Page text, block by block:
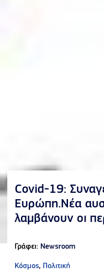
Covid-19:
Ευρώπη.Νέα
λαμβάνουν οι
Γράφει: Newsroom
Κόσμος, Πολιτική